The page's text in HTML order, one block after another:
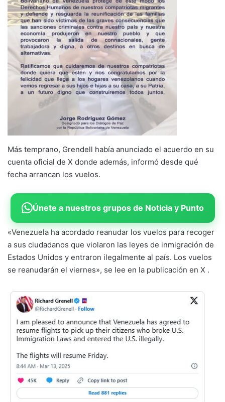
Más temprano, Grendell había anunciado el acuerdo en su
cuenta oficial de X donde además, informó desde qué
fecha arrancan los vuelos.
Únete a nuestros grupos de Noticia y Punto
«Venezuela ha acordado reanudar los vuelos para recoger
a sus ciudadanos que violaron las leyes de inmigración de
Estados Unidos y entraron ilegalmente al país. Los vuelos
se reanudarán el viernes», se lee en la publicación en X .